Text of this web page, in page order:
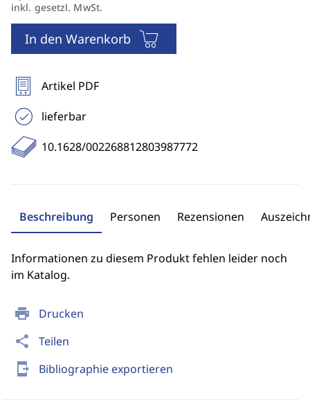
print Drucken
share Teilen
send_to_mobile Bibliographie exportieren
inkl. gesetzl. MwSt.
In den Warenkorb
Artikel PDF
lieferbar
10.1628/002268812803987772
Beschreibung Personen Rezensionen
Informationen zu diesem Produkt fehlen leider noch
im Katalog.